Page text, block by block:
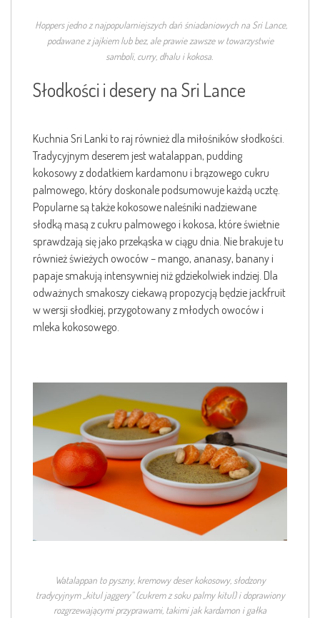
Hoppers jedno z najpopularniejszych dań śniadaniowych na Sri Lance,
podawane z jajkiem lub bez, ale prawie zawsze w towarzystwie
samboli, curry, dhalu i kokosa.
Słodkości i desery na Sri Lance
Kuchnia Sri Lanki to raj również dla miłośników słodkości.
Tradycyjnym deserem jest watalappan, pudding
kokosowy z dodatkiem kardamonu i brązowego cukru
palmowego, który doskonale podsumowuje każdą ucztę.
Popularne są także kokosowe naleśniki nadziewane
słodką masą z cukru palmowego i kokosa, które świetnie
sprawdzają się jako przekąska w ciągu dnia. Nie brakuje tu
również świeżych owoców – mango, ananasy, banany i
papaje smakują intensywniej niż gdziekolwiek indziej. Dla
odważnych smakoszy ciekawą propozycją będzie jackfruit
w wersji słodkiej, przygotowany z młodych owoców i
mleka kokosowego.
Watalappanto pyszny, kremowy deser kokosowy, słodzony
tradycyjnym „kitul jaggery” (cukrem z soku palmy kitul) i doprawiony
rozgrzewającymi przyprawami, takimi jak kardamon i gałka